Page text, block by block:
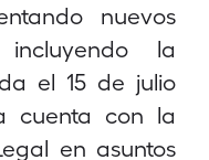
nuevos
incluyendo la
el 15 de julio
cuenta con la
en asuntos